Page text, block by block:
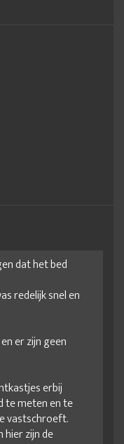
dat het bed
redelijk snel en
er zijn geen
erbij
te meten en te
vastschroeft.
hier zijn de